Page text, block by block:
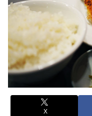
X